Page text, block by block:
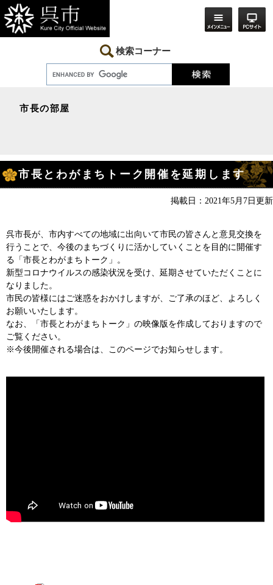
ー
ジ
の
ニ
ュ
ー
検索コーナー
市長の部屋
文
市長とわがまちトーク開催を延期します
掲載日：2021年5月7日更新
呉市長が、市内すべての地域に出向いて市民の皆さんと意見交換を
行うことで、今後のまちづくりに活かしていくことを目的に開催す
る「市長とわがまちトーク」。
新型コロナウイルスの感染状況を受け、延期させていただくことに
なりました。
市民の皆様にはご迷惑をおかけしますが、ご了承のほど、よろしく
お願いいたします。
なお、「市長とわがまちトーク」の映像版を作成しておりますので
ご覧ください。
※今後開催される場合は、このページでお知らせします。